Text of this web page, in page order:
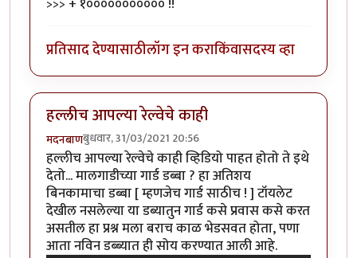
प्रतिसाद देण्यासाठीलॉग इन कराकिंवासदस्य व्हा
हल्लीच आपल्या रेल्वेचे काही
मदनबाणबुधवार, 31/03/2021 20:56
हल्लीच आपल्या रेल्वेचे काही व्हिडियो पाहत होतो ते इथे
देतो... मालगाडीच्या गार्ड डब्बा ? हा अतिशय
बिनकामाचा डब्बा [ म्हणजेच गार्ड साठीच ! ] टॉयलेट
देखील नसलेल्या या डब्यातुन गार्ड कसे प्रवास कसे करत
असतील हा प्रश्न मला बराच काळ भेडसवत होता, पणा
आता नविन डब्ब्यात ही सोय करण्यात आली आहे.